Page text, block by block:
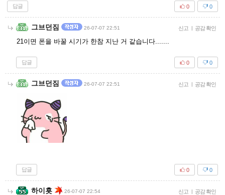
답글 0
0
그브던짐 26-07-07 22:51 신고 | 공감 확인
21이면 폰을 바꿀 시기가 한참 지난 거 같습니다.......
답글 0
0
그브던짐 26-07-07 22:51 신고 | 공감 확인
답글 0
0
하이횻 26-07-07 22:54 신고 | 공감 확인